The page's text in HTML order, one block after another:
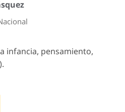
infancia, pensamiento,